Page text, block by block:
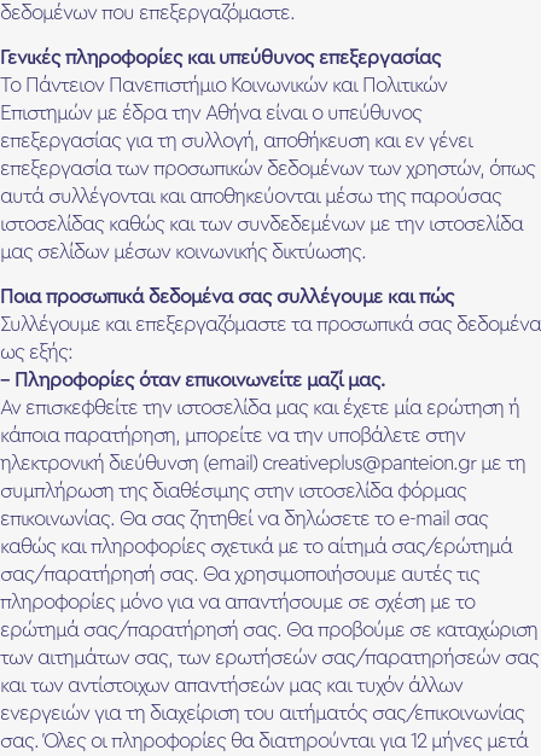
δεδομένων που επεξεργαζόμαστε.
Γενικές πληροφορίες και υπεύθυνος επεξεργασίας
Το Πάντειον Πανεπιστήμιο Κοινωνικών και Πολιτικών
Επιστημών με έδρα την Αθήνα είναι ο υπεύθυνος
επεξεργασίας για τη συλλογή, αποθήκευση και εν γένει
επεξεργασία των προσωπικών δεδομένων των χρηστών, όπως
αυτά συλλέγονται και αποθηκεύονται μέσω της παρούσας
ιστοσελίδας καθώς και των συνδεδεμένων με την ιστοσελίδα
μας σελίδων μέσων κοινωνικής δικτύωσης.
Ποια προσωπικά δεδομένα σας συλλέγουμε και πώς
Συλλέγουμε και επεξεργαζόμαστε τα προσωπικά σας δεδομένα
ως εξής:
– Πληροφορίες όταν επικοινωνείτε μαζί μας.
Αν επισκεφθείτε την ιστοσελίδα μας και έχετε μία ερώτηση ή
κάποια παρατήρηση, μπορείτε να την υποβάλετε στην
ηλεκτρονική διεύθυνση (email) creativeplus@panteion.gr με τη
συμπλήρωση της διαθέσιμης στην ιστοσελίδα φόρμας
επικοινωνίας. Θα σας ζητηθεί να δηλώσετε το e-mail σας
καθώς και πληροφορίες σχετικά με το αίτημά σας/ερώτημά
σας/παρατήρησή σας. Θα χρησιμοποιήσουμε αυτές τις
πληροφορίες μόνο για να απαντήσουμε σε σχέση με το
ερώτημά σας/παρατήρησή σας. Θα προβούμε σε καταχώριση
των αιτημάτων σας, των ερωτήσεών σας/παρατηρήσεών σας
και των αντίστοιχων απαντήσεών μας και τυχόν άλλων
ενεργειών για τη διαχείριση του αιτήματός σας/επικοινωνίας
σας. Όλες οι πληροφορίες θα διατηρούνται για 12 μήνες μετά